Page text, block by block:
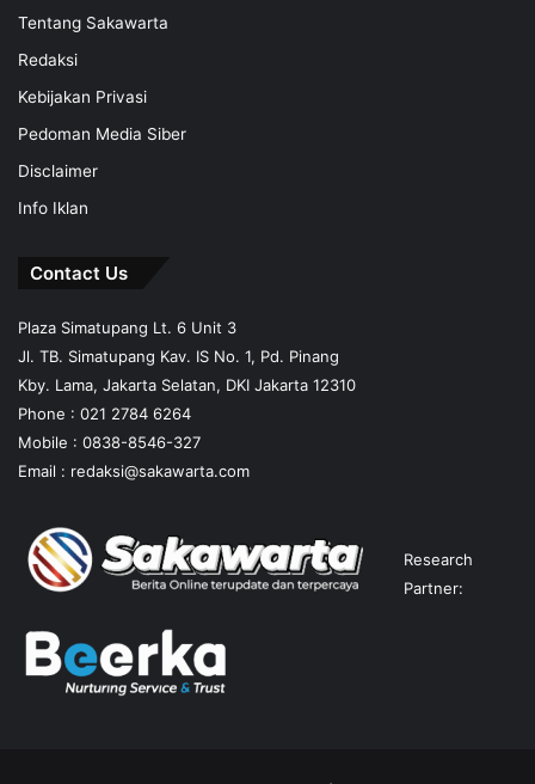
Tentang Sakawarta
Redaksi
Kebijakan Privasi
Pedoman Media Siber
Disclaimer
Info Iklan
Contact Us
Plaza Simatupang Lt. 6 Unit 3
Jl. TB. Simatupang Kav. IS No. 1, Pd. Pinang
Kby. Lama, Jakarta Selatan, DKI Jakarta 12310
Phone : 021 2784 6264
Mobile : 0838-8546-327
Email : redaksi@sakawarta.com
Research
Partner: